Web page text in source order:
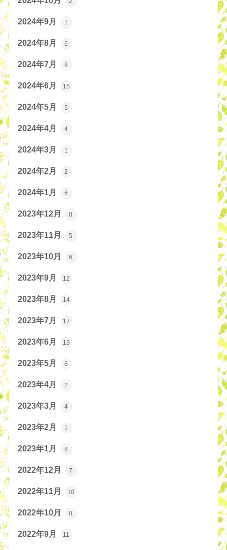
2024年9月 1
2024年8月 6
2024年7月 8
2024年6月 15
2024年5月 5
2024年4月 4
2024年3月 1
2024年2月 2
2024年1月 6
2023年12月 8
2023年11月 5
2023年10月 6
2023年9月 12
2023年8月 14
2023年7月 17
2023年6月 13
2023年5月 6
2023年4月 2
2023年3月 4
2023年2月 1
2023年1月 8
2022年12月 7
2022年11月 10
2022年10月 8
2022年9月 11